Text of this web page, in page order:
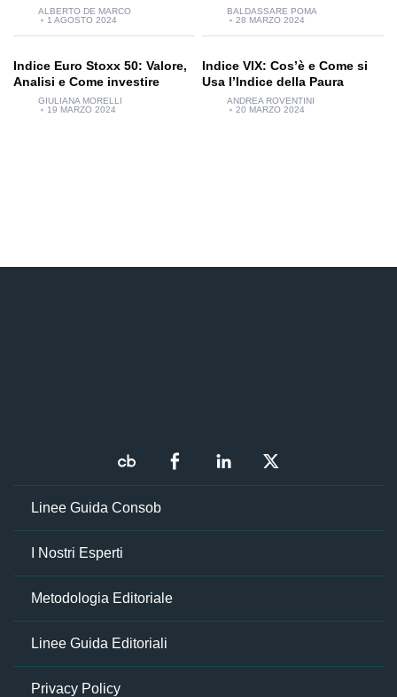
ALBERTO DE MARCO
1 AGOSTO 2024
BALDASSARE POMA
28 MARZO 2024
Indice Euro Stoxx 50: Valore,
Analisi e Come investire
GIULIANA MORELLI
19 MARZO 2024
Indice VIX: Cos’è e Come si
Usa l’Indice della Paura
ANDREA ROVENTINI
20 MARZO 2024
Linee Guida Consob
I Nostri Esperti
Metodologia Editoriale
Linee Guida Editoriali
Privacy Policy